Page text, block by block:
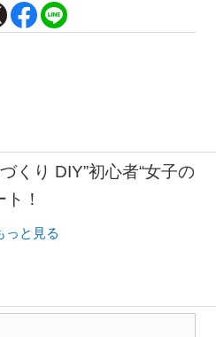
くり DIY”初心者“女子の
！
っと見る